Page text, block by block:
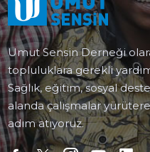
Umut Sensin Derneği
topluluklara gerekli
Sağlık, eğitim, sosyal
alanda çalışmalar
adım atıyoruz.